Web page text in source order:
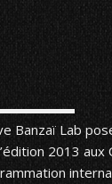
Banzaï Lab
2013